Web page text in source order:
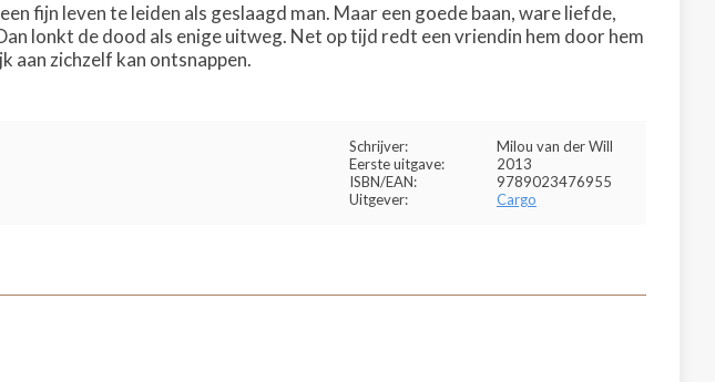
fijn leven te leiden als geslaagd man. Maar een goede baan, ware liefde,
lonkt de dood als enige uitweg. Net op tijd redt een vriendin hem door hem
aan zichzelf kan ontsnappen.
Schrijver:
Milou van der Will
Eerste uitgave:
2013
ISBN/EAN:
9789023476955
Uitgever:
Cargo